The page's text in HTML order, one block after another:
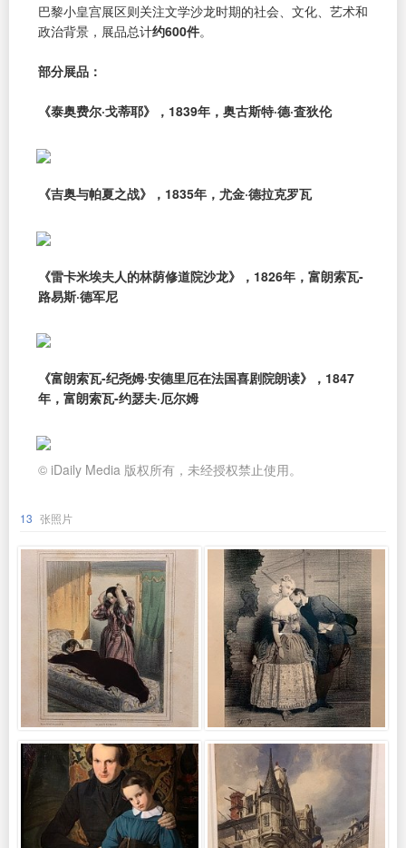
巴黎小皇宫展区则关注文学沙龙时期的社会、文化、艺术和
政治背景，展品总计约600件。
部分展品：
《泰奥费尔·戈蒂耶》，1839年，奥古斯特·德·査狄伦
《吉奥与帕夏之战》，1835年，尤金·德拉克罗瓦
《雷卡米埃夫人的林荫修道院沙龙》，1826年，富朗索瓦-
路易斯·德军尼
《富朗索瓦-纪尧姆·安德里厄在法国喜剧院朗读》，1847
年，富朗索瓦-约瑟夫·厄尔姆
© iDaily Media 版权所有，未经授权禁止使用。
13 张照片